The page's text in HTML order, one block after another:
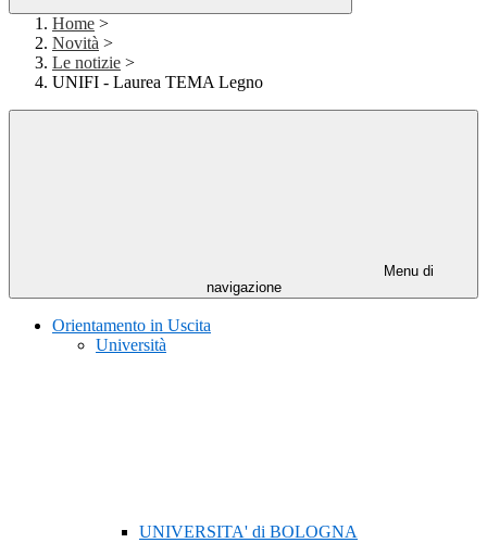
Home >
Novità >
Le notizie >
UNIFI - Laurea TEMA Legno
Menu di
navigazione
Orientamento in Uscita
Università
UNIVERSITA' di BOLOGNA